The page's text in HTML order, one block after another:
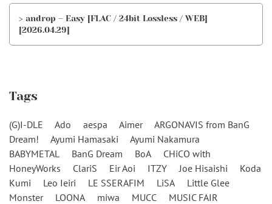
> androp – Easy [FLAC / 24bit Lossless / WEB]
[2026.04.29]
Tags
(G)I-DLE Ado aespa Aimer
ARGONAVIS from BanG
Dream!
Ayumi Hamasaki
Ayumi Nakamura
BABYMETAL
BanG Dream BoA
CHiCO with
HoneyWorks
ClariS Eir Aoi ITZY Joe Hisaishi
Koda
Kumi
Leo Ieiri LE SSERAFIM LiSA
Little Glee
Monster
LOONA miwa MUCC
MUSIC FAIR